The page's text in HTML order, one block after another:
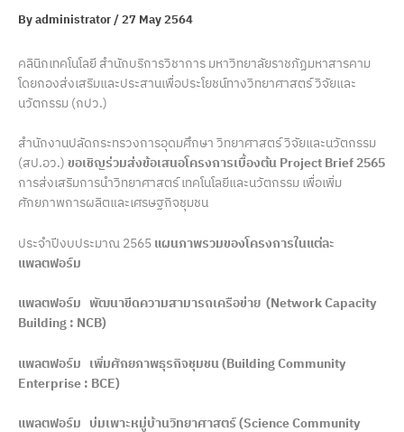
Byadministrator/27 May 2564
คลินิกเทคโนโลยี สำนักบริการวิชาการ มหาวิทยาลัยราชภัฏมหาสารคาม
โดยกองส่งเสริมและประสานเพื่อประโยชน์ทางวิทยาศาสตร์ วิจัยและ
นวัตกรรม (กปว.)
สำนักงานปลัดกระทรวงการอุดมศึกษา วิทยาศาสตร์ วิจัยและนวัตกรรม
(สป.อว.) ขอเชิญร่วมส่งข้อเสนอโครงการเบื้องต้น Project Brief 2565
การส่งเสริมการนำวิทยาศาสตร์ เทคโนโลยีและนวัตกรรม เพื่อเพิ่ม
ศักยภาพการผลิตและเศรษฐกิจชุมชน
ประจำปีงบประมาณ 2565 แผนภาพรวมของโครงการในแต่ละ
แพลตฟอร์ม
แพลตฟอร์ม พัฒนาขีดความสามารถเครือข่าย (Network Capacity
Building : NCB)
แพลตฟอร์ม เพิ่มศักยภาพธุรกิจชุมชน (Building Community
Enterprise : BCE)
แพลตฟอร์ม บ่มเพาะหมู่บ้านวิทยาศาสตร์(Science Community